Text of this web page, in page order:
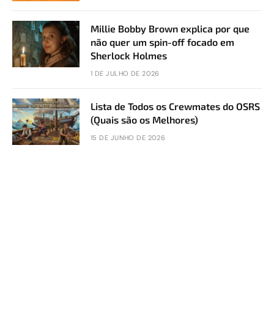
Millie Bobby Brown explica por que
não quer um spin-off focado em
Sherlock Holmes
1 DE JULHO DE 2026
Lista de Todos os Crewmates do OSRS
(Quais são os Melhores)
15 DE JUNHO DE 2026